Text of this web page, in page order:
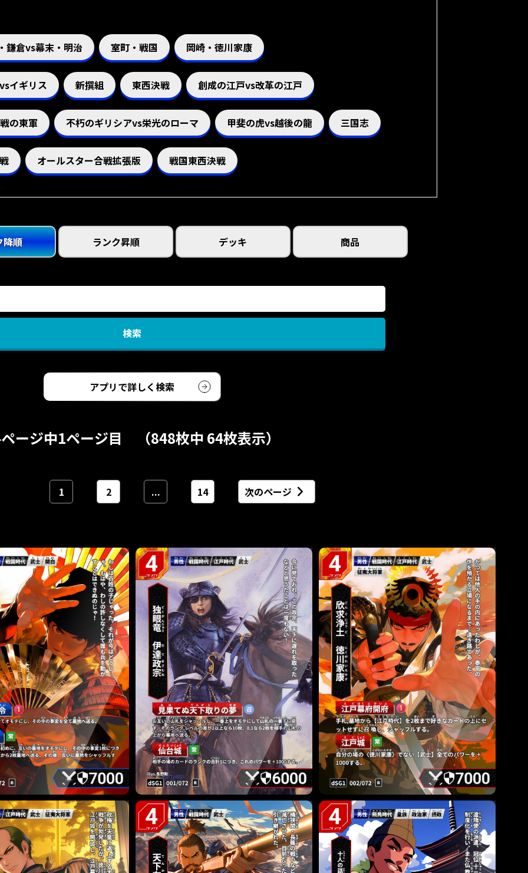
鎌倉vs幕末・明治 室町・戦国 岡崎・徳川家康
イギリス 新撰組 東西決戦 創成の江戸vs改革の江戸
の東軍 不朽のギリシアvs栄光のローマ 甲斐の虎vs越後の龍 三国志
オールスター合戦拡張版 戦国東西決戦
降順 ランク昇順 デッキ 商品
アプリで詳しく検索
ージ中1ページ目 （848枚中 64枚表示）
1 2 ... 14 次のページ